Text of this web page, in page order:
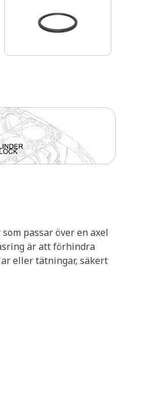
passar över en axel
är att förhindra
eller tätningar, säkert